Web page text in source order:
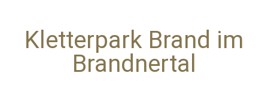
Kletterpark Brand im
Brandnertal